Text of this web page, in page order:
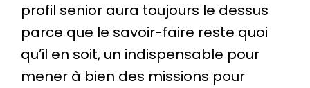
profil senior aura toujours le dessus
parce que le savoir-faire reste quoi
qu’il en soit, un indispensable pour
mener à bien des missions pour